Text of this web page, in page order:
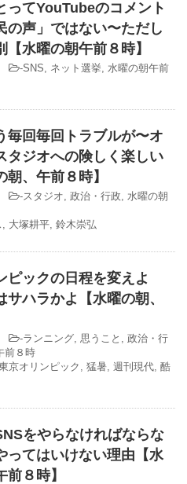
ってYouTubeのコメント
の声」ではない〜ただし
【水曜の朝午前８時】
-SNS ネット選挙
水曜の朝午前
毎回毎回トラブルが〜オ
タジオへの険しく楽しい
朝、午前８時】
-スタジオ 政治・行政
水曜の朝
大塚耕平 鈴木崇弘
ピックの日程を変えよ
サハラかよ【水曜の朝、
-ランニング 思うこと
政治・行
前８時
京オリンピック 猛暑 週刊現代 酷
をやらなければならな
ってはいけない理由【水
前８時】